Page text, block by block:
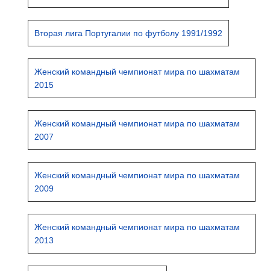
Вторая лига Португалии по футболу 1991/1992
Женский командный чемпионат мира по шахматам
2015
Женский командный чемпионат мира по шахматам
2007
Женский командный чемпионат мира по шахматам
2009
Женский командный чемпионат мира по шахматам
2013